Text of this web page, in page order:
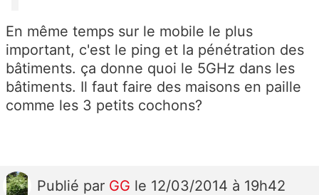
En même temps sur le mobile le plus
important, c'est le ping et la pénétration des
bâtiments. ça donne quoi le 5GHz dans les
bâtiments. Il faut faire des maisons en paille
comme les 3 petits cochons?
Publié par GG le 12/03/2014 à 19h42